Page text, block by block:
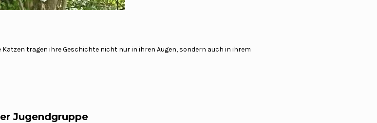
tragen ihre Geschichte nicht nur in ihren Augen, sondern auch in ihrem
Jugendgruppe